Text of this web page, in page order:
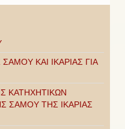
ΚΑΙ ΙΚΑΡΙΑΣ ΓΙΑ
ΚΑΤΗΧΗΤΙΚΩΝ
ΣΑΜΟΥ ΤΗΣ ΙΚΑΡΙΑΣ